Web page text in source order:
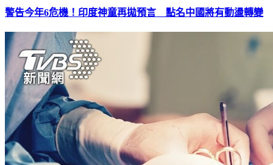
警告今年6危機！印度神童再拋預言 點名中國將有動盪轉變